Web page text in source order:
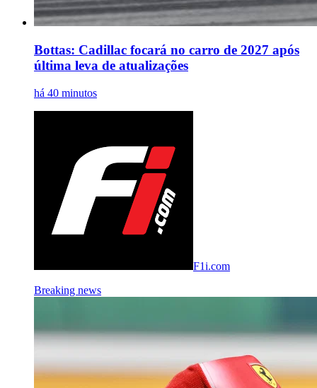
Bottas: Cadillac focará no carro de 2027 após
última leva de atualizações
há 40 minutos
F1i.com
Breaking news